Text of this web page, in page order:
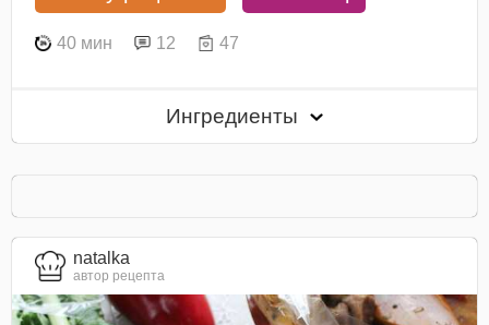
40 мин 12 47
Ингредиенты
natalka
автор рецепта